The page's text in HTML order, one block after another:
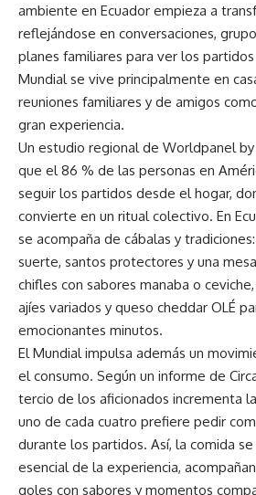
ambiente en Ecuador empieza a
reflejándose en conversaciones,
planes familiares para ver los
Mundial se vive principalmente en
reuniones familiares y de amigos
gran experiencia.
Un estudio regional de Worldpanel
que el 86 % de las personas en
seguir los partidos desde el hogar,
convierte en un ritual colectivo. En
se acompaña de cábalas y
suerte, santos protectores y una
chifles con sabores manaba o
ajíes variados y queso cheddar OLÉ
emocionantes minutos.
El Mundial impulsa además un
el consumo. Según un informe de
tercio de los aficionados incrementa
uno de cada cuatro prefiere pedir
durante los partidos. Así, la comida
esencial de la experiencia,
goles con sabores y momentos